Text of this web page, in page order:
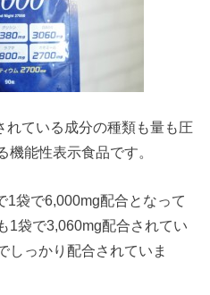
れている成分の種類も量も圧
能性表示食品です。
1袋で6,000mg配合となって
1袋で3,060mg配合されてい
しっかり配合されていま